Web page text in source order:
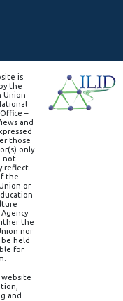
is
the
Union
–
and
those
only
not
reflect
the
or
the
nor
be held
for
and